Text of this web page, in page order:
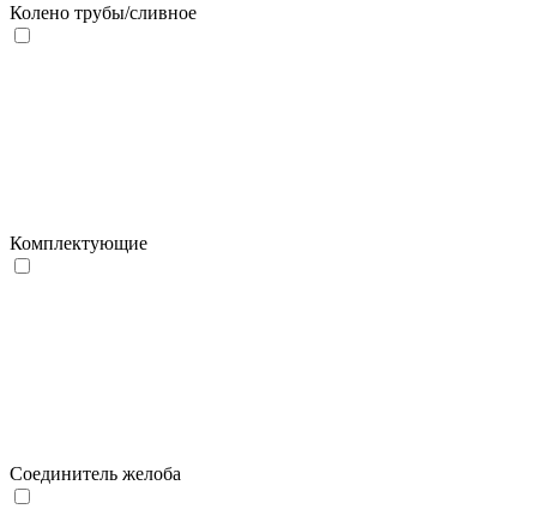
Колено трубы/сливное
Комплектующие
Соединитель желоба